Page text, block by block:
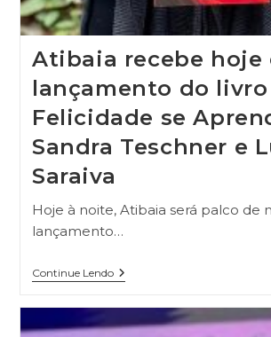
Atibaia recebe hoje
lançamento do livro
Felicidade se
Sandra Teschner e
Saraiva
Hoje à noite, Atibaia será palco de
lançamento…
Continue Lendo